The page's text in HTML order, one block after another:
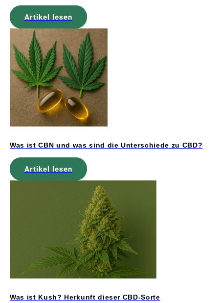
Artikel lesen
Was ist CBN und was sind die Unterschiede zu CBD?
Artikel lesen
Was ist Kush? Herkunft dieser CBD-Sorte